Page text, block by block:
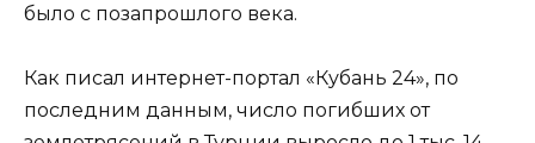
было с позапрошлого века.
Как писал интернет-портал «Кубань 24», по
последним данным, число погибших от